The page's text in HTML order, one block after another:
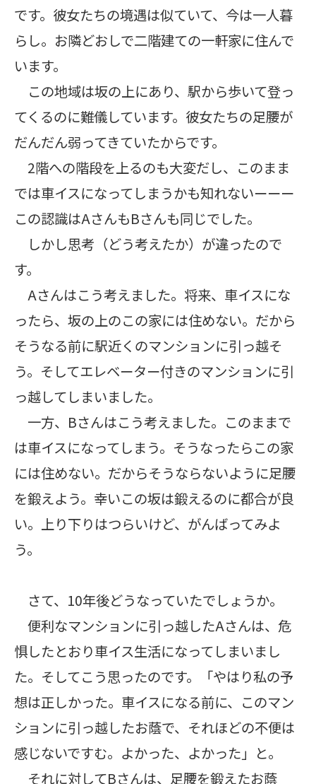
です。彼女たちの境遇は似ていて、今は一人暮
らし。お隣どおしで二階建ての一軒家に住んで
います。
この地域は坂の上にあり、駅から歩いて登っ
てくるのに難儀しています。彼女たちの足腰が
だんだん弱ってきていたからです。
2階への階段を上るのも大変だし、このまま
では車イスになってしまうかも知れないーーー
この認識はAさんもBさんも同じでした。
しかし思考（どう考えたか）が違ったので
す。
Aさんはこう考えました。将来、車イスにな
ったら、坂の上のこの家には住めない。だから
そうなる前に駅近くのマンションに引っ越そ
う。そしてエレベーター付きのマンションに引
っ越してしまいました。
一方、Bさんはこう考えました。このままで
は車イスになってしまう。そうなったらこの家
には住めない。だからそうならないように足腰
を鍛えよう。幸いこの坂は鍛えるのに都合が良
い。上り下りはつらいけど、がんばってみよ
う。
さて、10年後どうなっていたでしょうか。
便利なマンションに引っ越したAさんは、危
惧したとおり車イス生活になってしまいまし
た。そしてこう思ったのです。「やはり私の予
想は正しかった。車イスになる前に、このマン
ションに引っ越したお蔭で、それほどの不便は
感じないですむ。よかった、よかった」と。
それに対してBさんは、足腰を鍛えたお蔭